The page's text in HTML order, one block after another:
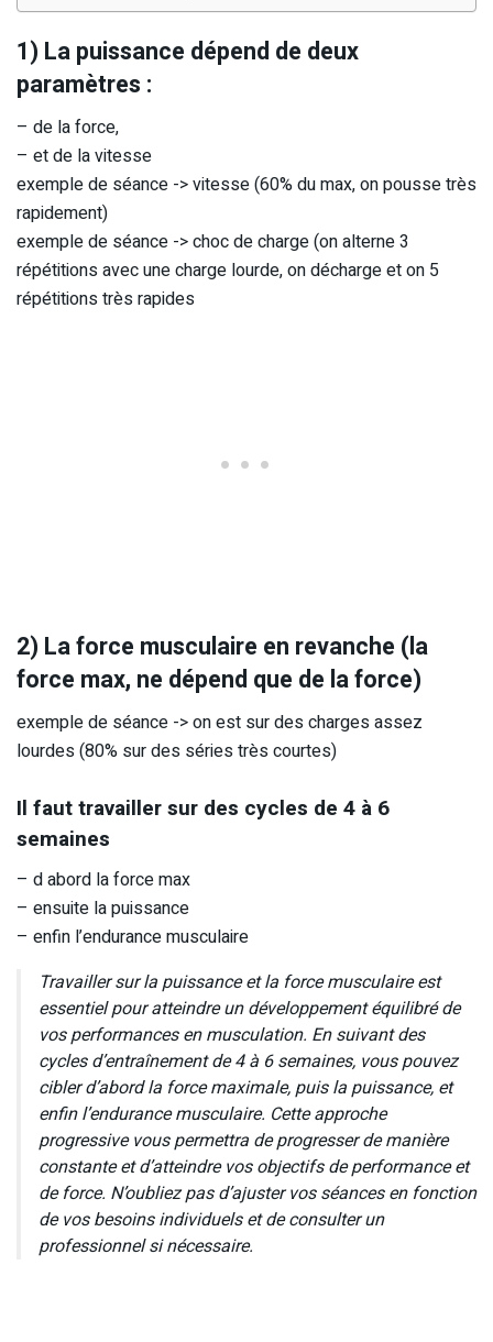
1) La puissance dépend de deux
paramètres :
– de la force,
– et de la vitesse
exemple de séance -> vitesse (60% du max, on pousse très
rapidement)
exemple de séance -> choc de charge (on alterne 3
répétitions avec une charge lourde, on décharge et on 5
répétitions très rapides
2) La force musculaire en revanche (la
force max, ne dépend que de la force)
exemple de séance -> on est sur des charges assez
lourdes (80% sur des séries très courtes)
Il faut travailler sur des cycles de 4 à 6
semaines
– d abord la force max
– ensuite la puissance
– enfin l’endurance musculaire
Travailler sur la puissance et la force musculaire est
essentiel pour atteindre un développement équilibré de
vos performances en musculation. En suivant des
cycles d’entraînement de 4 à 6 semaines, vous pouvez
cibler d’abord la force maximale, puis la puissance, et
enfin l’endurance musculaire. Cette approche
progressive vous permettra de progresser de manière
constante et d’atteindre vos objectifs de performance et
de force. N’oubliez pas d’ajuster vos séances en fonction
de vos besoins individuels et de consulter un
professionnel si nécessaire.